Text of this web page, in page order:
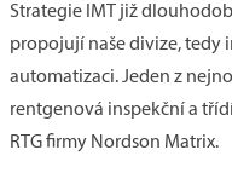
Strategie IMT již
propojují naše divize, tedy
automatizaci. Jeden z
rentgenová inspekční a
RTG firmy Nordson Matrix.